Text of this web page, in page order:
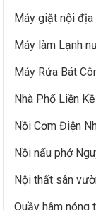
Máy giặt nội địa
Máy làm Lạnh
Máy Rửa Bát
Nhà Phố Liền Kề
Nồi Cơm Điện
Nồi nấu phở
Nội thất sân
Quầy hâm nóng